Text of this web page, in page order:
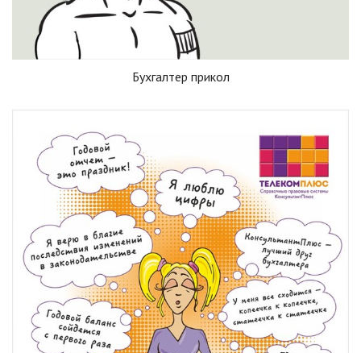
Бухгалтер прикол